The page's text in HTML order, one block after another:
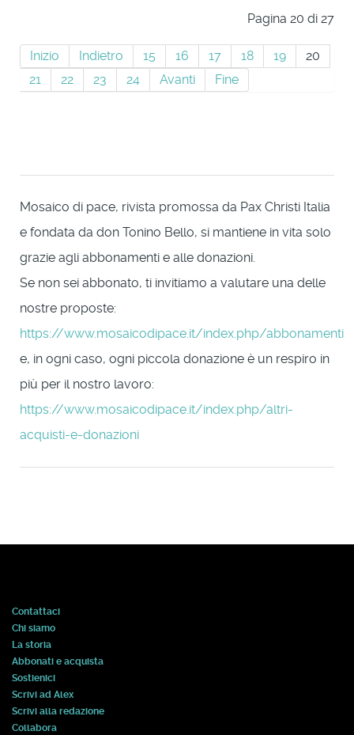
Pagina 20 di 27
Inizio Indietro 15 16 17 18 19
20
21
22 23 24 Avanti Fine
Mosaico di pace, rivista promossa da Pax Christi Italia
e fondata da don Tonino Bello, si mantiene in vita solo
grazie agli abbonamenti e alle donazioni.
Se non sei abbonato, ti invitiamo a valutare una delle
nostre proposte:
https://www.mosaicodipace.it/index.php/abbonamenti
e, in ogni caso, ogni piccola donazione è un respiro in
più per il nostro lavoro:
https://www.mosaicodipace.it/index.php/altri-
acquisti-e-donazioni
Contattaci
Chi siamo
La storia
Abbonati e acquista
Sostienici
Scrivi ad Alex
Scrivi alla redazione
Collabora